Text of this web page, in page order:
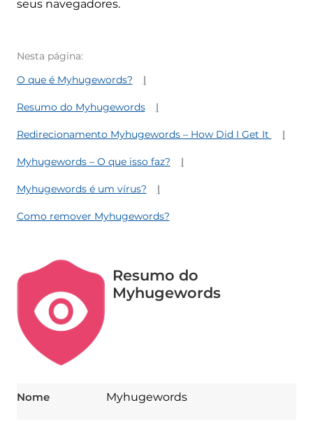
seus navegadores.
Nesta página:
O que é Myhugewords?
Resumo do Myhugewords
Redirecionamento Myhugewords – How Did I Get It
Myhugewords – O que isso faz?
Myhugewords é um vírus?
Como remover Myhugewords?
Resumo do
Myhugewords
Nome Myhugewords